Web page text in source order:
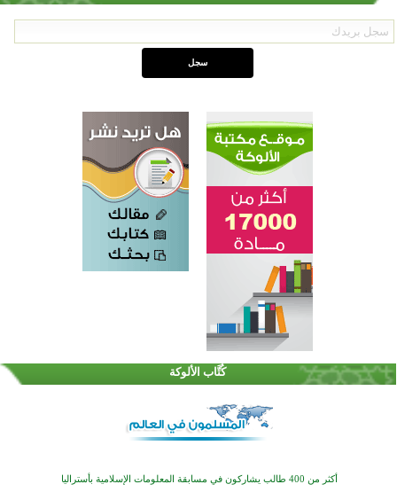
كُتَّاب الألوكة
القرآن والتربية في صدارة البرامج الصيفية للمسلمين في بينزا وساراتوف وموردوفيا هذا العام
اختتام الدورة التاسعة لمسابقة حفظ وتلاوة القرآن الكريم في أزناكاييف
أكثر من 100 شخص يتعرفون على الإسلام خلال يوم المسجد المفتوح في ميلفيل
اختتام منافسات قرآنية متميزة في بنغلاديش بمشاركة 3000 متسابق